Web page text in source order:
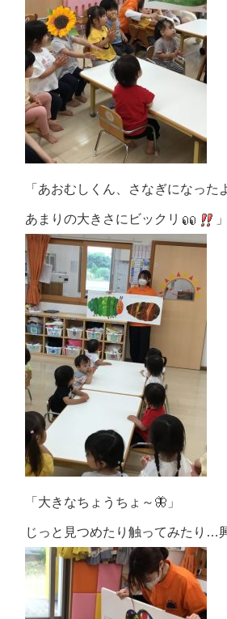
「あおむしくん、さなぎになった
あまりの大きさにビックリ 」
「大きなちょうちょ～🦋」
じっと見つめたり触ってみたり…